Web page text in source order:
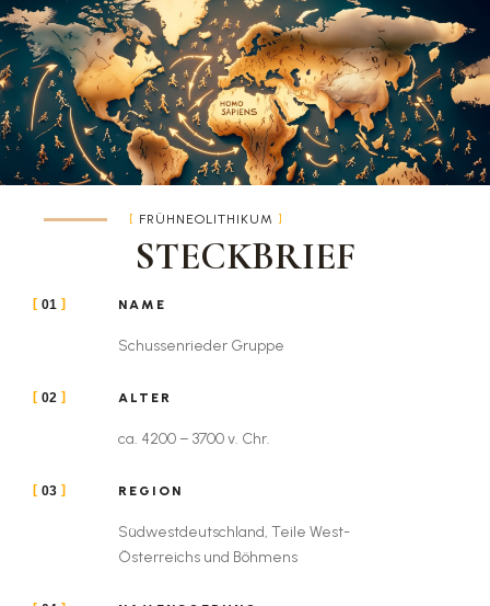
FRÜHNEOLITHIKUM
STECKBRIEF
01 NAME
Schussenrieder Gruppe
02 ALTER
ca. 4200 – 3700 v. Chr.
03 REGION
Südwestdeutschland, Teile West-
Österreichs und Böhmens